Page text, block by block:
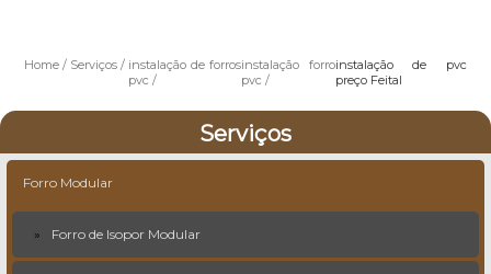
Home Serviços
instalação de forros
pvc
instalação forro
pvc
instalação de pvc
preço Feital
Serviços
Forro Modular
Forro de Isopor Modular